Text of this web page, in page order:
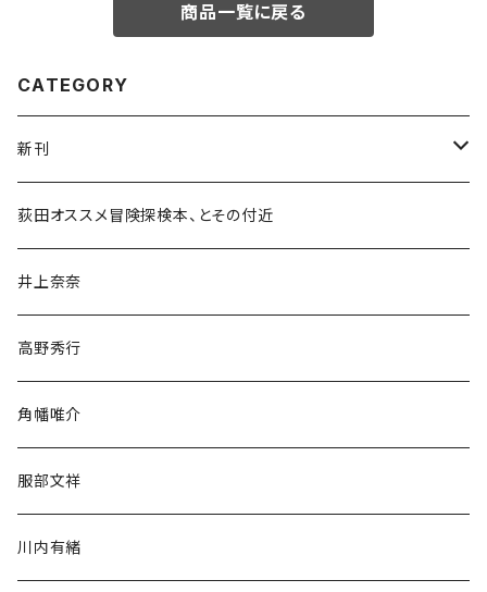
商品一覧に戻る
CATEGORY
新刊
和書
文学・小説・物語
随筆・ノンフィクション・その他
荻田オススメ冒険探検本、とその付近
井上奈奈
高野秀行
角幡唯介
服部文祥
川内有緒